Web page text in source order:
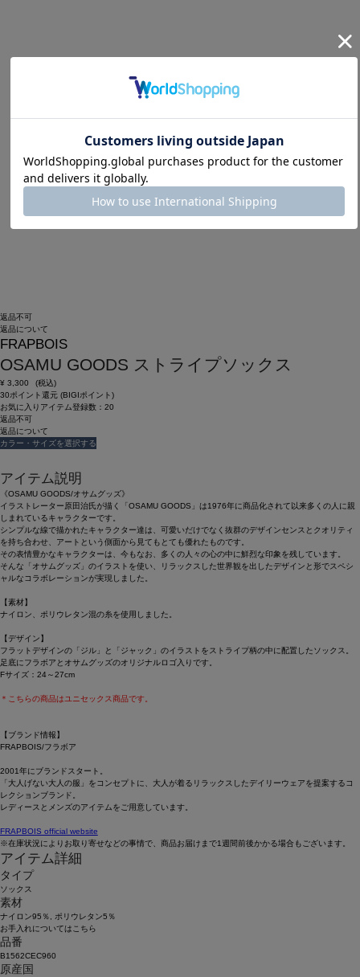
返品不可
返品について
FRAPBOIS
OSAMU GOODS ストライプソックス
¥ 3,300
(税込)
30ポイント還元 (BIGIポイント)
お気に入りアイテム登録数： 20
返品不可
返品について
カラー・サイズを選択する
アイテム説明
《OSAMU GOODS/オサムグッズ》
イラストレーター原田治氏が描く「OSAMU GOODS」は1976年に商品化されて以来多くの人に親
しまれているキャラクターです。
シンプルな線で描かれたキャラクター達は、可愛いだけでなく抜群のデザインセンスとクオリティ
を持ち合わせ、アートという側面から見てもとても優れたものです。
その表情豊かなキャラクターは、今もなお、多くの人々の心の中に鮮烈な印象を残しています。
そんな「オサムグッズ」のイラストを使い、リラックスした世界観を出したデザインと形でスペシ
ャルなコラボレーションが実現しました。
【素材】
ナイロン、ポリウレタン混の糸を使用しました。
【デザイン】
フラットデザインの「ジル」と「ジャック」のイラストをストライプ柄の中に配置したソックス。
足底にフラボアとオサムグッズのオリジナルロゴ入りです。
Fサイズ：24～27cm
＊こちらの商品はユニセックス商品です。
【ブランド情報】
FRAPBOIS/フラボア
2001年にブランドスタート。
「大人げない大人の服」をコンセプトに、大人が着るリラックスしたデイリーウェアを提案するコ
レクションブランド。
レディースとメンズのアイテムをご用意しています。
FRAPBOIS official website
※在庫状況によりお取り寄せなどの事情で、商品お届けまで1週間前後かかる場合もございます。
アイテム詳細
タイプ
ソックス
素材
ナイロン95％, ポリウレタン5％
お手入れについてはこちら
品番
B1562CEC960
原産国